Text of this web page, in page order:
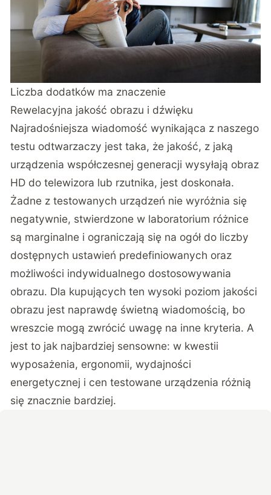
Liczba dodatków ma znaczenie
Rewelacyjna jakość obrazu i dźwięku
Najradośniejsza wiadomość wynikająca z naszego
testu odtwarzaczy jest taka, że jakość, z jaką
urządzenia współczesnej generacji wysyłają obraz
HD do telewizora lub rzutnika, jest doskonała.
Żadne z testowanych urządzeń nie wyróżnia się
negatywnie, stwierdzone w laboratorium różnice
są marginalne i ograniczają się na ogół do liczby
dostępnych ustawień predefiniowanych oraz
możliwości indywidualnego dostosowywania
obrazu. Dla kupujących ten wysoki poziom jakości
obrazu jest naprawdę świetną wiadomością, bo
wreszcie mogą zwrócić uwagę na inne kryteria. A
jest to jak najbardziej sensowne: w kwestii
wyposażenia, ergonomii, wydajności
energetycznej i cen testowane urządzenia różnią
się znacznie bardziej.